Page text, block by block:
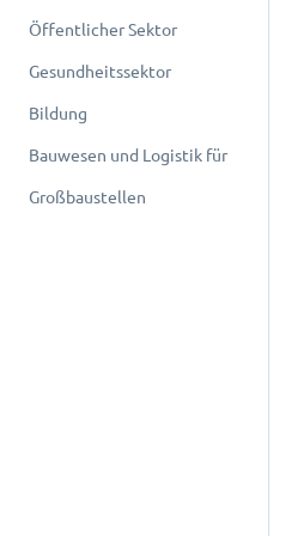
Öffentlicher Sektor
Gesundheitssektor
Bildung
Bauwesen und Logistik für
Großbaustellen